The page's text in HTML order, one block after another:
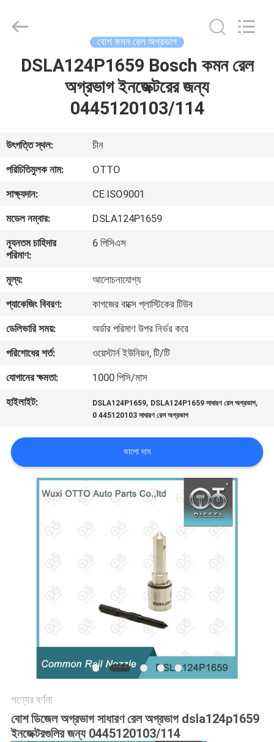
বাড়ি
আমাদের
সম্বন্ধে
কারখানা
ভ্রমণ
মান
নিয়ন্ত্রণ
যোগাযোগ
করুন
খবর
মামলা
SITEMAP
AUTO
PARTS
Reserved.
বোশ কমন রেল অগ্রভাগ
DSLA124P1659 Bosch কমন রেল
অগ্রভাগ ইনজেক্টরের জন্য
0445120103/114
উৎপত্তি স্থল:
চীন
পরিচিতিমুলক নাম:
OTTO
সাক্ষ্যদান:
CE ISO9001
মডেল নম্বার:
DSLA124P1659
ন্যূনতম চাহিদার
পরিমাণ:
6 পিসিএস
মূল্য:
আলোচনাযোগ্য
প্যাকেজিং বিবরণ:
কাগজের বাক্সে প্লাস্টিকের টিউব
ডেলিভারি সময়:
অর্ডার পরিমাণ উপর নির্ভর করে
পরিশোধের শর্ত:
ওয়েস্টার্ন ইউনিয়ন, টি/টি
যোগানের ক্ষমতা:
1000 পিসি/মাস
হাইলাইট:
DSLA124P1659, DSLA124P1659 সাধারণ রেল অগ্রভাগ,
0 445120103 সাধারণ রেল অগ্রভাগ
ভালো দাম
পণ্যের বর্ণনা
বোশ ডিজেল অগ্রভাগ সাধারণ রেল অগ্রভাগ dsla124p1659
ইনজেক্টরগুলির জন্য 0445120103/114